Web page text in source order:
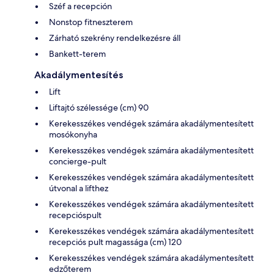
Széf a recepción
Nonstop fitneszterem
Zárható szekrény rendelkezésre áll
Bankett-terem
Akadálymentesítés
Lift
Liftajtó szélessége (cm) 90
Kerekesszékes vendégek számára akadálymentesített
mosókonyha
Kerekesszékes vendégek számára akadálymentesített
concierge-pult
Kerekesszékes vendégek számára akadálymentesített
útvonal a lifthez
Kerekesszékes vendégek számára akadálymentesített
recepcióspult
Kerekesszékes vendégek számára akadálymentesített
recepciós pult magassága (cm) 120
Kerekesszékes vendégek számára akadálymentesített
edzőterem